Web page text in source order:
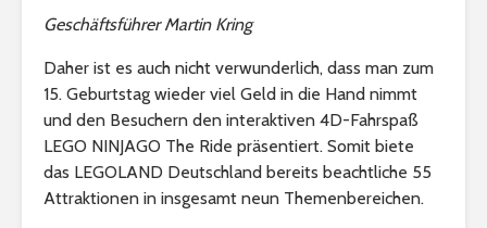
Geschäftsführer Martin Kring
Daher ist es auch nicht verwunderlich, dass man zum
15. Geburtstag wieder viel Geld in die Hand nimmt
und den Besuchern den interaktiven 4D-Fahrspaß
LEGO NINJAGO The Ride präsentiert. Somit biete
das LEGOLAND Deutschland bereits beachtliche 55
Attraktionen in insgesamt neun Themenbereichen.